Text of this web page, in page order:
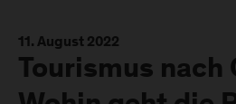
11. August 2022
Tourismus nach